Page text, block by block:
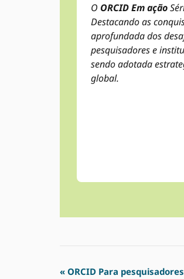
O ORCID Em ação
Destacando as
aprofundada dos
pesquisadores e
sendo adotada
global.
Navegação
« ORCID Para